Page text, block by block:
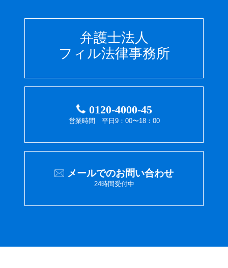
弁護士法人
フィル法律事務所
0120-4000-45
営業時間 平日9：00〜18：00
メールでのお問い合わせ
24時間受付中